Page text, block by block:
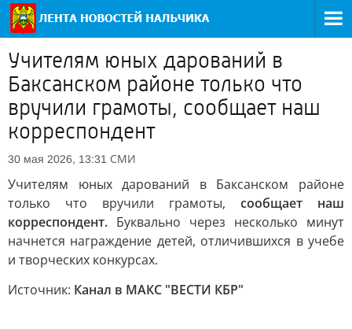
Учителям юных дарований в
Баксанском районе только что
вручили грамоты, сообщает наш
корреспондент
30 мая 2026, 13:31 СМИ
Учителям юных дарований в Баксанском районе
только что вручили грамоты, сообщает наш
корреспондент. Буквально через несколько минут
начнется награждение детей, отличившихся в учебе
и творческих конкурсах.
Источник: Канал в МАКС "ВЕСТИ КБР"